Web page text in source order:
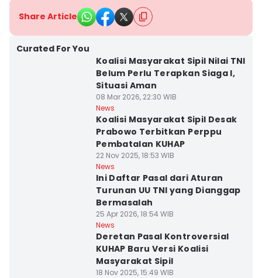
Share Article
Curated For You
Koalisi Masyarakat Sipil Nilai TNI
Belum Perlu Terapkan Siaga I,
Situasi Aman
08 Mar 2026, 22:30 WIB
News
Koalisi Masyarakat Sipil Desak
Prabowo Terbitkan Perppu
Pembatalan KUHAP
22 Nov 2025, 18:53 WIB
News
Ini Daftar Pasal dari Aturan
Turunan UU TNI yang Dianggap
Bermasalah
25 Apr 2026, 18:54 WIB
News
Deretan Pasal Kontroversial
KUHAP Baru Versi Koalisi
Masyarakat Sipil
18 Nov 2025, 15:49 WIB